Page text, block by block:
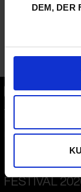
DEM, DER
Denmark
FESTIVAL